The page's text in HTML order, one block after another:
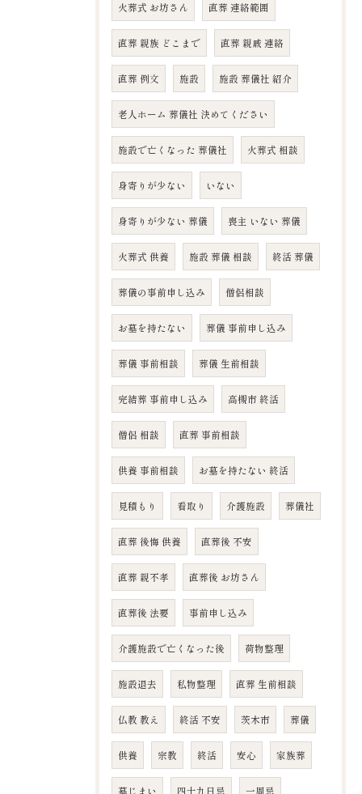
火葬式 お坊さん 直葬 連絡範囲
直葬 親族 どこまで 直葬 親戚 連絡
直葬 例文 施設 施設 葬儀社 紹介
老人ホーム 葬儀社 決めてください
施設で亡くなった 葬儀社 火葬式 相談
身寄りが少ない いない
身寄りが少ない 葬儀 喪主 いない 葬儀
火葬式 供養 施設 葬儀 相談 終活 葬儀
葬儀の事前申し込み 僧侶相談
お墓を持たない 葬儀 事前申し込み
葬儀 事前相談 葬儀 生前相談
完結葬 事前申し込み 高槻市 終活
僧侶 相談 直葬 事前相談
供養 事前相談 お墓を持たない 終活
見積もり 看取り 介護施設 葬儀社
直葬 後悔 供養 直葬後 不安
直葬 親不孝 直葬後 お坊さん
直葬後 法要 事前申し込み
介護施設で亡くなった後 荷物整理
施設退去 私物整理 直葬 生前相談
仏教 教え 終活 不安 茨木市 葬儀
供養 宗教 終活 安心 家族葬
墓じまい 四十九日忌 ​一周忌